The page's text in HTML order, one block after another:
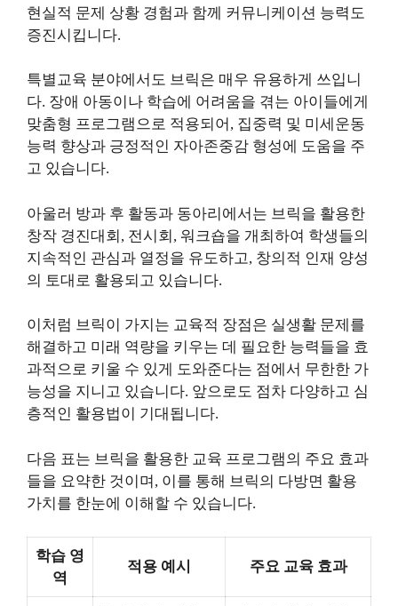
현실적 문제 상황 경험과 함께 커뮤니케이션 능력도
증진시킵니다.
특별교육 분야에서도 브릭은 매우 유용하게 쓰입니
다. 장애 아동이나 학습에 어려움을 겪는 아이들에게
맞춤형 프로그램으로 적용되어, 집중력 및 미세운동
능력 향상과 긍정적인 자아존중감 형성에 도움을 주
고 있습니다.
아울러 방과 후 활동과 동아리에서는 브릭을 활용한
창작 경진대회, 전시회, 워크숍을 개최하여 학생들의
지속적인 관심과 열정을 유도하고, 창의적 인재 양성
의 토대로 활용되고 있습니다.
이처럼 브릭이 가지는 교육적 장점은 실생활 문제를
해결하고 미래 역량을 키우는 데 필요한 능력들을 효
과적으로 키울 수 있게 도와준다는 점에서 무한한 가
능성을 지니고 있습니다. 앞으로도 점차 다양하고 심
층적인 활용법이 기대됩니다.
다음 표는 브릭을 활용한 교육 프로그램의 주요 효과
들을 요약한 것이며, 이를 통해 브릭의 다방면 활용
가치를 한눈에 이해할 수 있습니다.
학습 영
역
적용 예시 주요 교육 효과